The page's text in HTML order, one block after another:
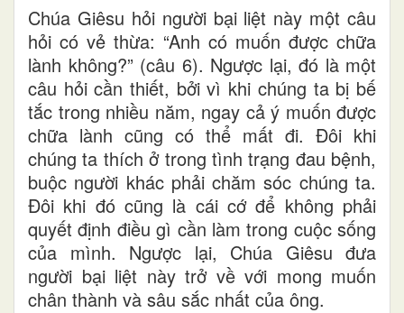
Chúa Giêsu hỏi người bại liệt này một câu
hỏi có vẻ thừa: “Anh có muốn được chữa
lành không?” (câu 6). Ngược lại, đó là một
câu hỏi cần thiết, bởi vì khi chúng ta bị bế
tắc trong nhiều năm, ngay cả ý muốn được
chữa lành cũng có thể mất đi. Đôi khi
chúng ta thích ở trong tình trạng đau bệnh,
buộc người khác phải chăm sóc chúng ta.
Đôi khi đó cũng là cái cớ để không phải
quyết định điều gì cần làm trong cuộc sống
của mình. Ngược lại, Chúa Giêsu đưa
người bại liệt này trở về với mong muốn
chân thành và sâu sắc nhất của ông.